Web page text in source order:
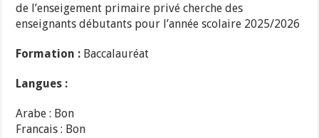
de l’enseigement primaire privé cherche des
enseignants débutants pour l’année scolaire 2025/2026
Formation : Baccalauréat
Langues :
Arabe : Bon
Francais : Bon